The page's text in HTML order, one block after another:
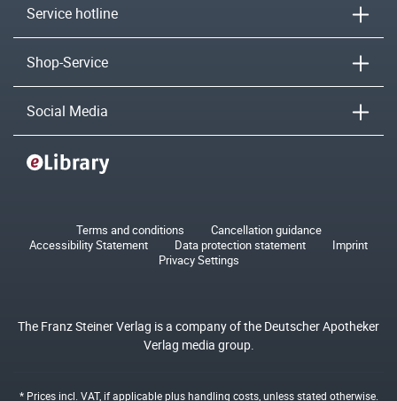
Service hotline
Shop-Service
Social Media
Terms and conditions
Cancellation guidance
Accessibility Statement
Data protection statement
Imprint
Privacy Settings
The Franz Steiner Verlag is a company of the Deutscher Apotheker
Verlag media group.
* Prices incl. VAT, if applicable plushandling costs, unless stated otherwise.